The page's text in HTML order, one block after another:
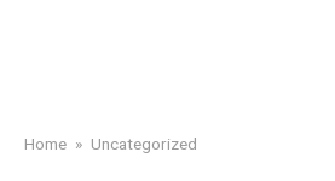
Home » Uncategorized